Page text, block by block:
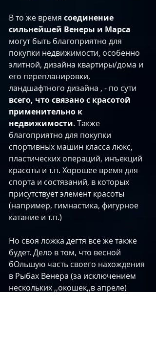
В то же время соединение
сильнейшей Венеры и Марса
могут быть благоприятно для
покупки недвижимости, особенно
элитной, дизайна квартиры/дома и
его перепланировки,
ландшафтного дизайна , - по сути
всего, что связано с красотой
применительно к
недвижимости. Также
благоприятно для покупки
спортивных машин класса люкс,
пластических операций, инъекций
красоты и т.п. Хорошее время для
спорта и состязаний, в которых
присутствует элемент красоты
(например, гимнастика, фигурное
катание и т.п.)​
Но своя ложка дегтя все же также
будет. Дело в том, что весной
бОльшую часть своего нахождения
в Рыбах Венера (за исключением
нескольких ,,окошек,,в апреле)